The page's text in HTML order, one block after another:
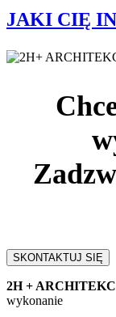
JAKI CIĘ
SKONTAKTUJ SIĘ
2H +
wykonanie